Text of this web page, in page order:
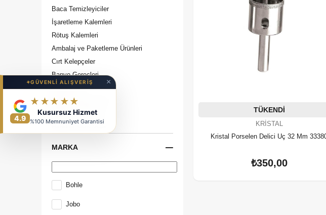
×
✦GÜVENLİ ALIŞVERİŞ
4.9
★★★★★
Kusursuz Hizmet
%100 Memnuniyet Garantisi
Baca Temizleyiciler
İşaretleme Kalemleri
Rötuş Kalemleri
Ambalaj ve Paketleme Ürünleri
Cırt Kelepçeler
Banyo Gereçleri
Spanzetler
Basınç Düşürücüler
Alarm ve Kornalar
Hareket Sensörleri
Mobilya Hırdavatları
Brandalar
MARKA
Bohle
Jobo
TÜKENDI
KRİSTAL
Kristal Porselen Delici Uç 32 Mm
₺350,00